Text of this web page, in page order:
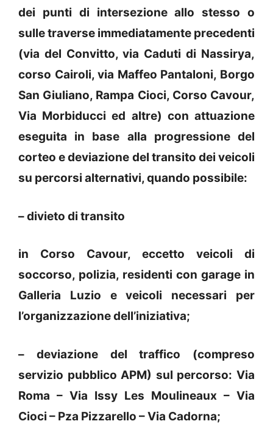
dei punti di intersezione allo stesso o
sulle traverse immediatamente precedenti
(via del Convitto, via Caduti di Nassirya,
corso Cairoli, via Maffeo Pantaloni, Borgo
San Giuliano, Rampa Cioci, Corso Cavour,
Via Morbiducci ed altre) con attuazione
eseguita in base alla progressione del
corteo e deviazione del transito dei veicoli
su percorsi alternativi, quando possibile:
– divieto di transito
in Corso Cavour, eccetto veicoli di
soccorso, polizia, residenti con garage in
Galleria Luzio e veicoli necessari per
l’organizzazione dell’iniziativa;
– deviazione del traffico (compreso
servizio pubblico APM) sul percorso: Via
Roma – Via Issy Les Moulineaux – Via
Cioci – Pza Pizzarello – Via Cadorna;